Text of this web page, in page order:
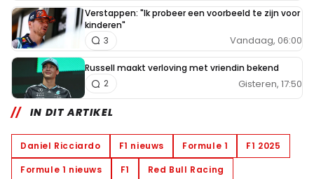
Verstappen: "Ik probeer een voorbeeld te zijn voor
kinderen"
Vandaag, 06:00
3
Russell maakt verloving met vriendin bekend
Gisteren, 17:50
2
IN DIT ARTIKEL
Daniel Ricciardo F1 nieuws Formule 1
F1 2025
Formule 1 nieuws
F1 Red Bull Racing